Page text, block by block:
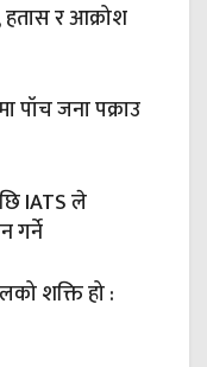
हतास र आक्रोश
पाँच जना पक्राउ
IATS ले
गर्ने
शक्ति हो :